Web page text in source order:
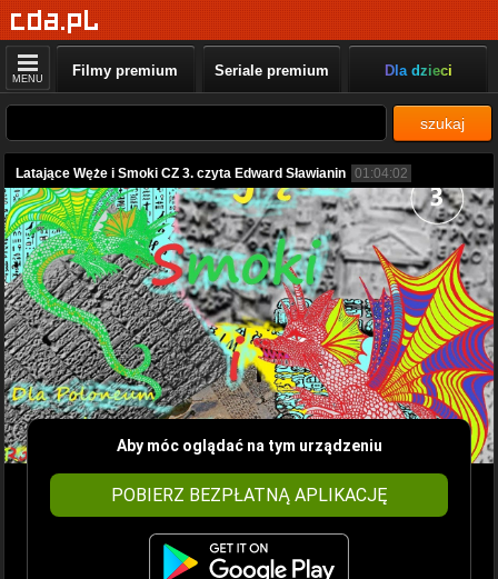
MENU Filmy premium Seriale premium Dla dzieci
szukaj
Latające Węże i Smoki CZ 3. czyta Edward Sławianin 01:04:02
Aby móc oglądać na tym urządzeniu
POBIERZ BEZPŁATNĄ APLIKACJĘ